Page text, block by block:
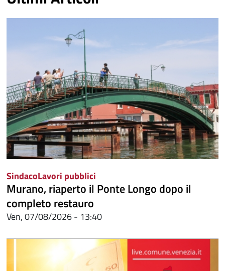
Murano, riaperto il Ponte Longo dopo il
completo restauro
Ven, 07/08/2026 - 13:40
SindacoLavori pubblici